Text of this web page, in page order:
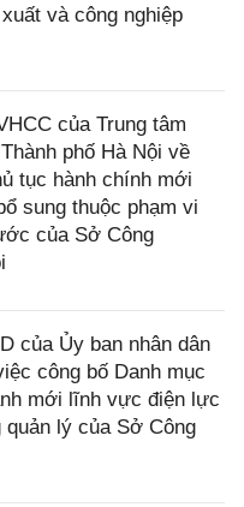
và công nghiệp
của Trung tâm
phố Hà Nội về
tục hành chính mới
sung thuộc phạm vi
của Sở Công
của Ủy ban nhân dân
công bố Danh mục
mới lĩnh vực điện lực
lý của Sở Công